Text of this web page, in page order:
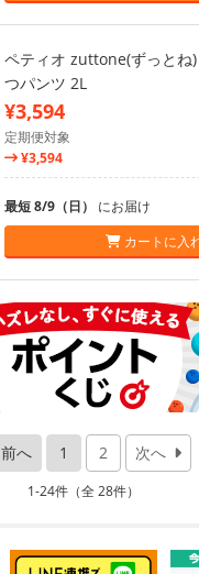
ペティオ zuttone(ずっとね
つパンツ 2L
¥3,594
定期便対象
¥3,594
最短 8/9（日） にお届け
カートに入
前へ 1 2 次へ
1-24件（全 28件）